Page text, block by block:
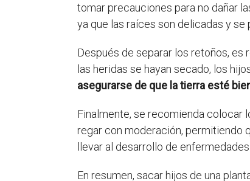
tomar precauciones para no dañar
ya que las raíces son delicadas y se
Después de separar los retoños, es
las heridas se hayan secado, los
asegurarse de que la tierra esté
Finalmente, se recomienda colocar
regar con moderación, permitiendo
llevar al desarrollo de
En resumen, sacar hijos de una